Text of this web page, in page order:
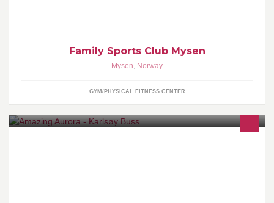
Family Sports Club Mysen
Mysen, Norway
GYM/PHYSICAL FITNESS CENTER